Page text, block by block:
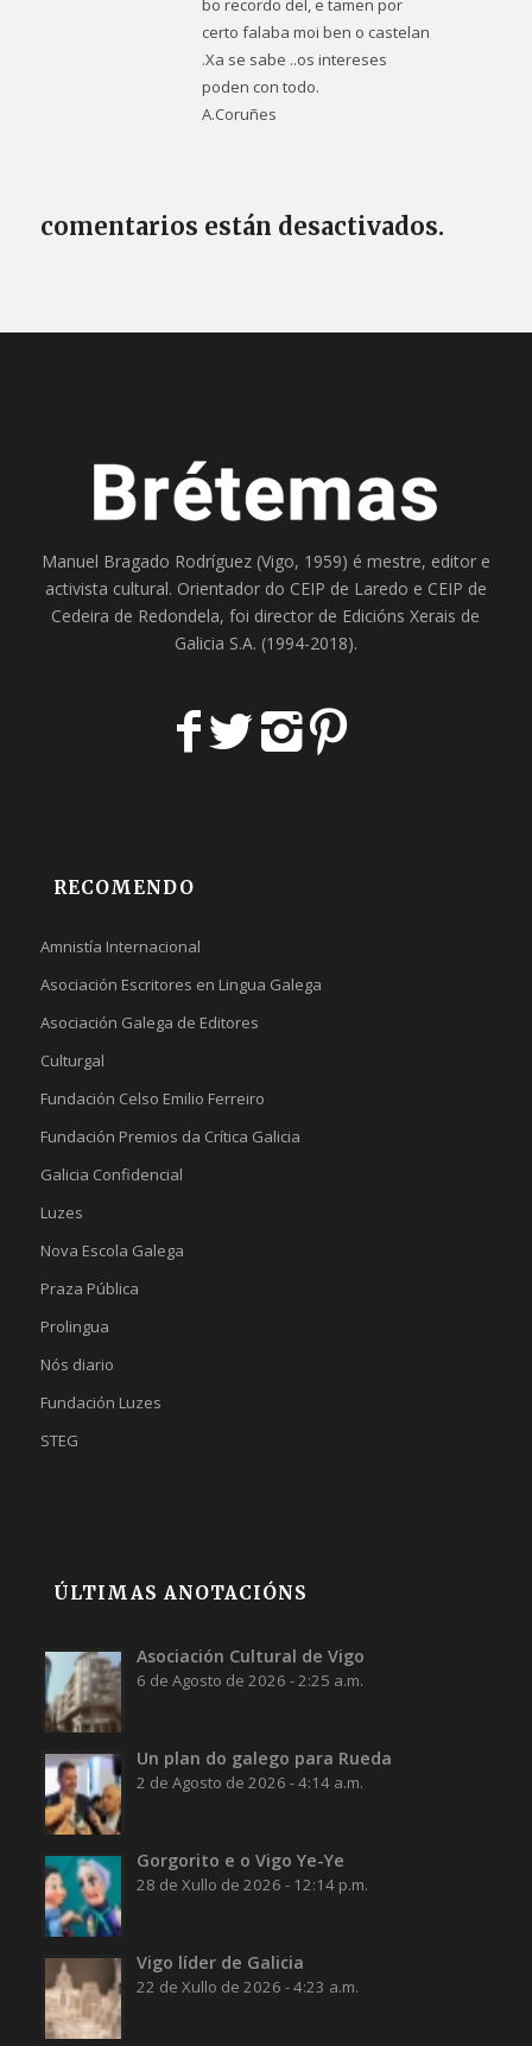
bo recordo del, e tamen por
certo falaba moi ben o castelan
.Xa se sabe ..os intereses
poden con todo.
A.Coruñes
comentarios están desactivados.
Manuel Bragado Rodríguez (Vigo, 1959) é mestre, editor e
activista cultural. Orientador do CEIP de Laredo e CEIP de
Cedeira de Redondela, foi director de Edicións Xerais de
Galicia S.A. (1994-2018).
RECOMENDO
Amnistía Internacional
Asociación Escritores en Lingua Galega
Asociación Galega de Editores
Culturgal
Fundación Celso Emilio Ferreiro
Fundación Premios da Crítica Galicia
Galicia Confidencial
Luzes
Nova Escola Galega
Praza Pública
Prolingua
Nós diario
Fundación Luzes
STEG
ÚLTIMAS ANOTACIÓNS
Asociación Cultural de Vigo
6 de Agosto de 2026 - 2:25 a.m.
Un plan do galego para Rueda
2 de Agosto de 2026 - 4:14 a.m.
Gorgorito e o Vigo Ye-Ye
28 de Xullo de 2026 - 12:14 p.m.
Vigo líder de Galicia
22 de Xullo de 2026 - 4:23 a.m.